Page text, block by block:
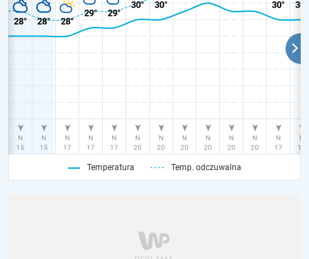
Temperatura Temp. odczuwalna